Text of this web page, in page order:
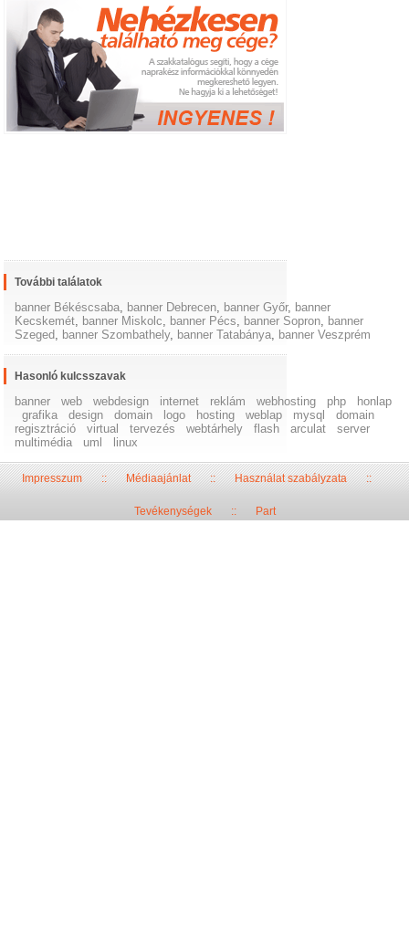
További találatok
banner Békéscsaba, banner Debrecen, banner Győr, banner
Kecskemét, banner Miskolc, banner Pécs, banner Sopron, banner
Szeged, banner Szombathely, banner Tatabánya, banner Veszprém
Hasonló kulcsszavak
banner web webdesign internet reklám webhosting php
honlap
grafika
design domain logo hosting weblap mysql
domain
regisztráció
virtual tervezés webtárhely flash arculat
server
multimédia
uml linux
Impresszum::Médiaajánlat::Használat szabályzata::
Tevékenységek:: Part